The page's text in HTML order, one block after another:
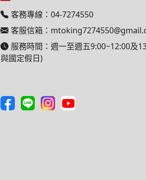
客務專線： 04-7274550
客服信箱：
服務時間：週一至週五9:00~12:00及
與國定假日)